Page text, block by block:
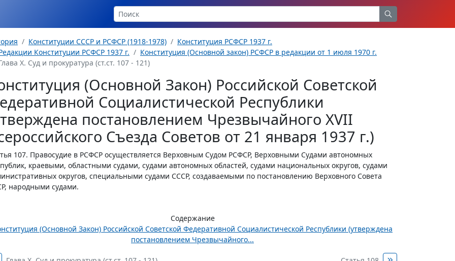
Конституции СССР и РСФСР (1918-1978)
Конституция РСФСР 1937 г.
Конституции РСФСР 1937 г.
Конституция (Основной закон) РСФСР в редакции от 1 июля 1970 г.
Х. Суд и прокуратура (ст.ст. 107 - 121)
(Основной Закон) Российской Советской
Социалистической Республики
постановлением Чрезвычайного XVII
Съезда Советов от 21 января 1937 г.)
107. Правосудие в РСФСР осуществляется Верховным Судом РСФСР, Верховными Судами автономных
краевыми, областными судами, судами автономных областей, судами национальных округов, судами
округов, специальными судами СССР, создаваемыми по постановлению Верховного Совета
народными судами.
Содержание
(Основной Закон) Российской Советской Федеративной Социалистической Республики (утверждена
постановлением Чрезвычайного...